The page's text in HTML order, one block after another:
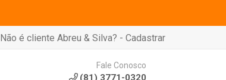
Não é cliente Abreu & Silva? - Cadastrar
Fale Conosco
(81) 3771-0320